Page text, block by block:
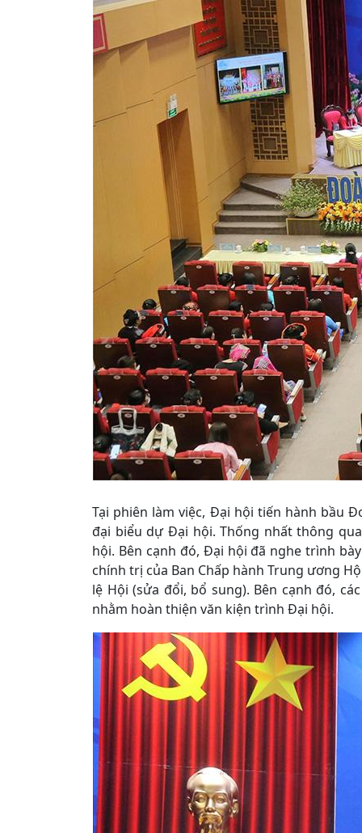
Tại phiên làm việc, Đại hội tiến hành bầu
đại biểu dự Đại hội. Thống nhất thông
hội. Bên cạnh đó, Đại hội đã nghe trình
chính trị của Ban Chấp hành Trung ương
lệ Hội (sửa đổi, bổ sung). Bên cạnh đó,
nhằm hoàn thiện văn kiện trình Đại hội.